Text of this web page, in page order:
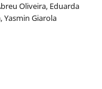
Oliveira, Eduarda
Yasmin Giarola